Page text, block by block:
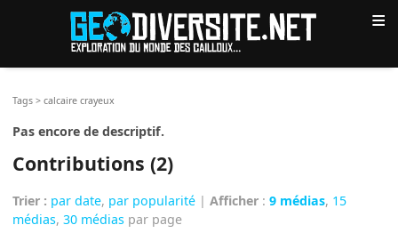
≡
Tags >calcaire crayeux
Pas encore de descriptif.
Contributions (2)
Trier : par date, par popularité |Afficher :9 médias, 15
médias,30 médias par page